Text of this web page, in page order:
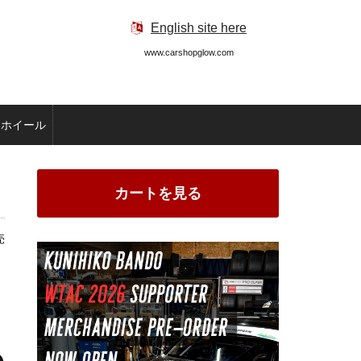
English site here
www.carshopglow.com
ホイール
カートを見る